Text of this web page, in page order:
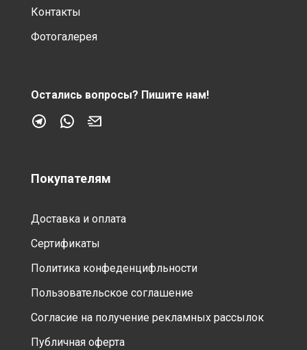
Контакты
Фотогалерея
Остались вопросы? Пишите нам!
Покупателям
Доставка и оплата
Сертификаты
Политика конфеденцифльности
Пользовательское соглашение
Согласие на получение рекламных рассылок
Публичная оферта